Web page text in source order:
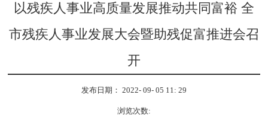
以残疾人事业高质量发展推动共同富裕 全
市残疾人事业发展大会暨助残促富推进会召
开
发布日期： 2022- 09- 05 11: 29
浏览次数: